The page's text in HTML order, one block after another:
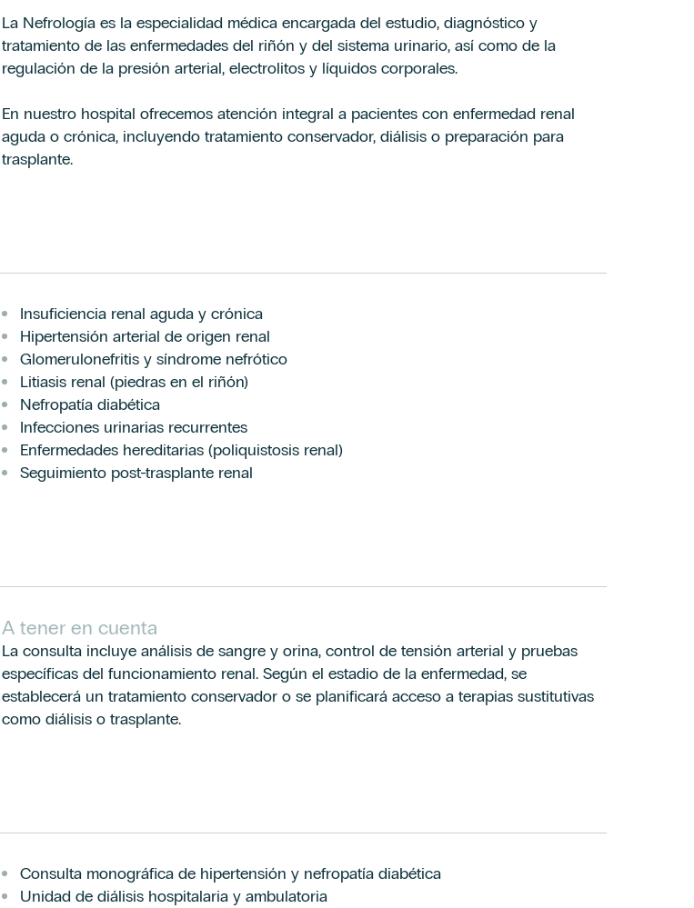
La Nefrología es la especialidad médica encargada del estudio, diagnóstico y
tratamiento de las enfermedades del riñón y del sistema urinario, así como de la
regulación de la presión arterial, electrolitos y líquidos corporales.
En nuestro hospital ofrecemos atención integral a pacientes con enfermedad renal
aguda o crónica, incluyendo tratamiento conservador, diálisis o preparación para
trasplante.
Insuficiencia renal aguda y crónica
Hipertensión arterial de origen renal
Glomerulonefritis y síndrome nefrótico
Litiasis renal (piedras en el riñón)
Nefropatía diabética
Infecciones urinarias recurrentes
Enfermedades hereditarias (poliquistosis renal)
Seguimiento post-trasplante renal
A tener en cuenta
La consulta incluye análisis de sangre y orina, control de tensión arterial y pruebas
específicas del funcionamiento renal. Según el estadio de la enfermedad, se
establecerá un tratamiento conservador o se planificará acceso a terapias sustitutivas
como diálisis o trasplante.
Consulta monográfica de hipertensión y nefropatía diabética
Unidad de diálisis hospitalaria y ambulatoria